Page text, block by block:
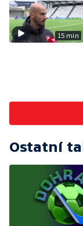
15 min
Ostatní